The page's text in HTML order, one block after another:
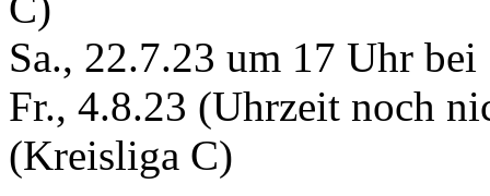
Sa., 22.7.23 um 17 Uhr
Fr., 4.8.23 (Uhrzeit noch
(Kreisliga C)